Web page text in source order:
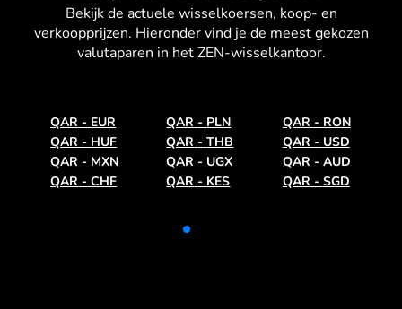
Bekijk de actuele wisselkoersen, koop- en
verkoopprijzen. Hieronder vind je de meest gekozen
valutaparen in het ZEN-wisselkantoor.
QAR - EUR QAR - PLN QAR - RON
QAR - HUF QAR - THB QAR - USD
QAR - MXN QAR - UGX QAR - AUD
QAR - CHF QAR - KES QAR - SGD